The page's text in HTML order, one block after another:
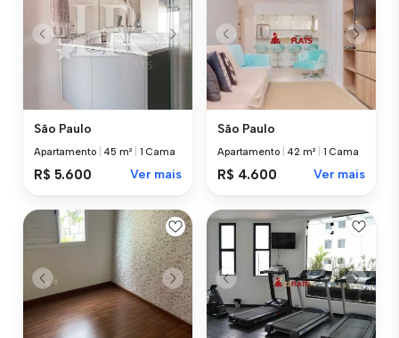
São Paulo
Apartamento 45 m² 1 Cama
R$ 5.600 Ver mais
São Paulo
Apartamento 42 m² 1 Cama
R$ 4.600 Ver mais